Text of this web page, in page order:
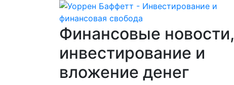
Финансовые новости,
инвестирование и
вложение денег